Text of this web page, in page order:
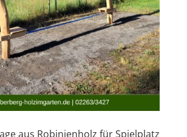
aus Robinienholz für Spielplatz